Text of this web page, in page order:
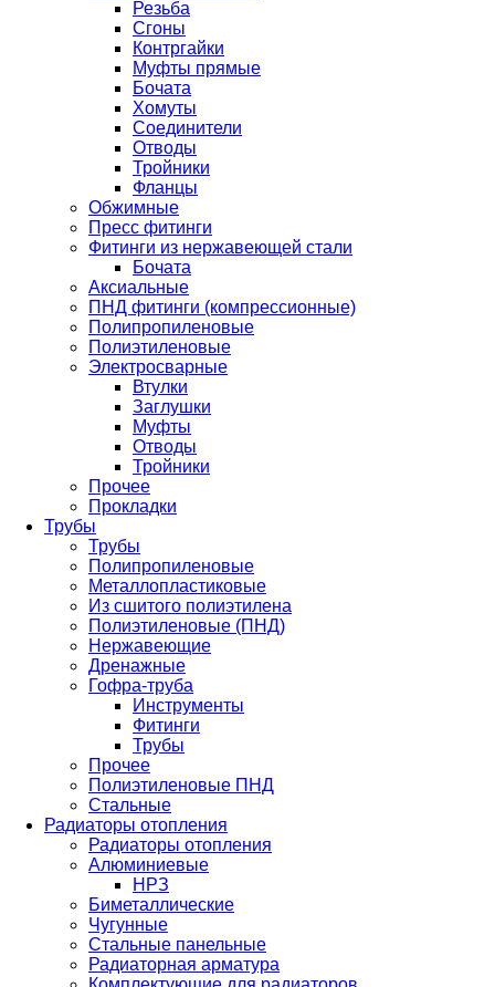
Резьба
Сгоны
Контргайки
Муфты прямые
Бочата
Хомуты
Соединители
Отводы
Тройники
Фланцы
Обжимные
Пресс фитинги
Фитинги из нержавеющей стали
Бочата
Аксиальные
ПНД фитинги (компрессионные)
Полипропиленовые
Полиэтиленовые
Электросварные
Втулки
Заглушки
Муфты
Отводы
Тройники
Прочее
Прокладки
Трубы
Трубы
Полипропиленовые
Металлопластиковые
Из сшитого полиэтилена
Полиэтиленовые (ПНД)
Нержавеющие
Дренажные
Гофра-труба
Инструменты
Фитинги
Трубы
Прочее
Полиэтиленовые ПНД
Стальные
Радиаторы отопления
Радиаторы отопления
Алюминиевые
НРЗ
Биметаллические
Чугунные
Стальные панельные
Радиаторная арматура